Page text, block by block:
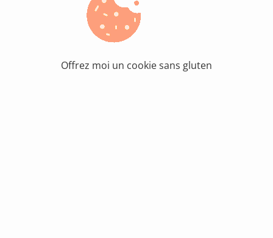
Offrez moi un cookie sans gluten